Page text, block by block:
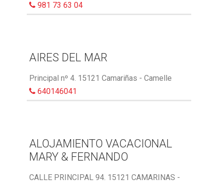
981 73 63 04
AIRES DEL MAR
Principal nº 4. 15121 Camariñas - Camelle
640146041
ALOJAMIENTO VACACIONAL
MARY & FERNANDO
CALLE PRINCIPAL 94. 15121 CAMARINAS -